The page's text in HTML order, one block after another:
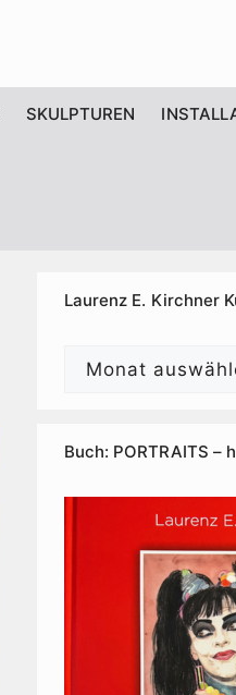
SKULPTUREN
Laurenz E. Kirchner
Laurenz
Buch: PORTRAITS –